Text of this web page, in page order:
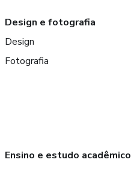
Design e fotografia
Design
Fotografia
Ensino e estudo acadêmico